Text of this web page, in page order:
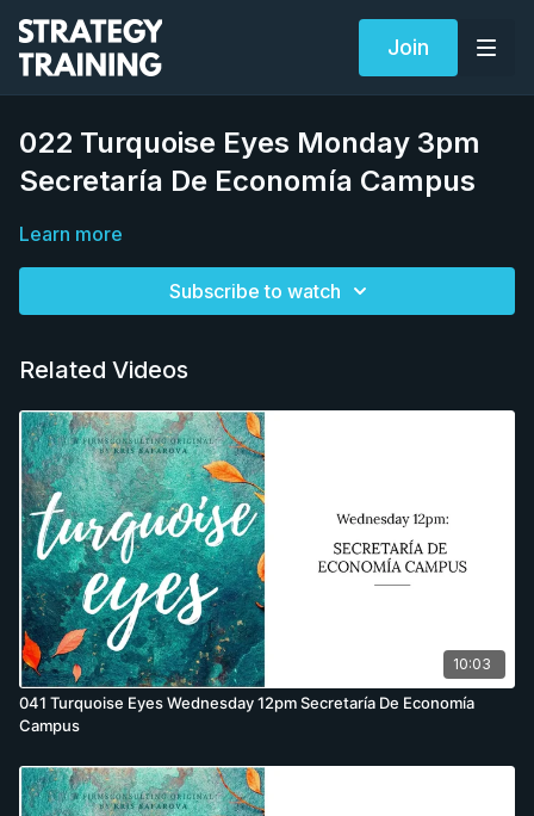
Join
022 Turquoise Eyes Monday 3pm
Secretaría De Economía Campus
Learn more
Subscribe to watch
Related Videos
10:03
041 Turquoise Eyes Wednesday 12pm Secretaría De Economía
Campus